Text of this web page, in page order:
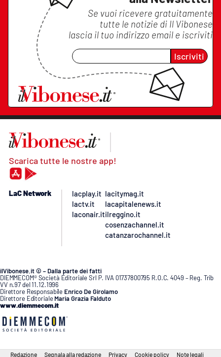
Se vuoi ricevere gratuitamente
tutte le notizie di Il Vibonese
lascia il tuo indirizzo email e iscriviti
Iscriviti
Scarica tutte le nostre app!
LaC Network
lacplay.it
lactv.it
laconair.it
lacitymag.it
lacapitalenews.it
ilreggino.it
cosenzachannel.it
catanzarochannel.it
ilVibonese.it © – Dalla parte dei fatti
DIEMMECOM® Società Editoriale Srl P. IVA 01737800795 R.O.C. 4049 – Reg. Trib
VV n.97 del 11.12.1996
Direttore Responsabile Enrico De Girolamo
Direttore Editoriale Maria Grazia Falduto
www.diemmecom.it
Redazione Segnala alla redazione Privacy Cookie policy Note legali